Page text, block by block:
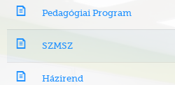
Pedagógiai Program
SZMSZ
Házirend